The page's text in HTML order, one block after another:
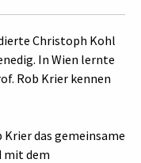
Christoph Kohl
In Wien lernte
Rob Krier kennen
das gemeinsame
mit dem